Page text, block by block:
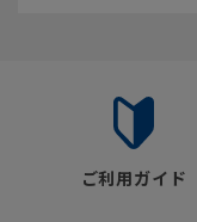
ご利用ガイド